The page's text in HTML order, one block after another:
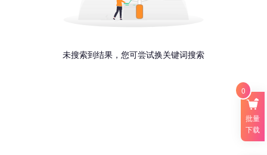
未搜索到结果，您可尝试换关键词搜索
批量
下载
0